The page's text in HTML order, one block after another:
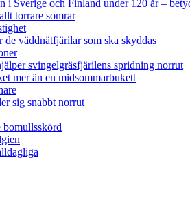
i Sverige och Finland under 120 år–
torrare somrar
väddnätfjärilar som ska skyddas
svingelgräsfjärilens spridning norrut
mer än en midsommarbukett
sig snabbt norrut
bomullsskörd